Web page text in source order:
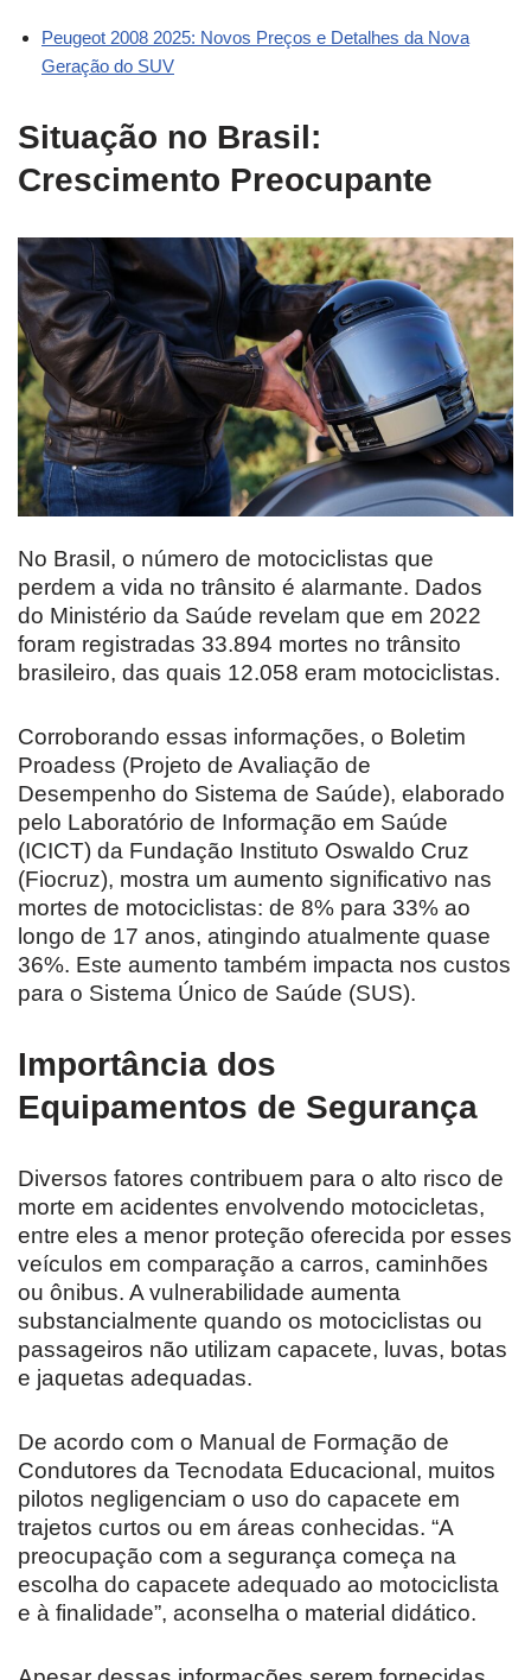
Peugeot 2008 2025: Novos Preços e Detalhes da Nova
Geração do SUV
Situação no Brasil:
Crescimento Preocupante
No Brasil, o número de motociclistas que
perdem a vida no trânsito é alarmante. Dados
do Ministério da Saúde revelam que em 2022
foram registradas 33.894 mortes no trânsito
brasileiro, das quais 12.058 eram motociclistas.
Corroborando essas informações, o Boletim
Proadess (Projeto de Avaliação de
Desempenho do Sistema de Saúde), elaborado
pelo Laboratório de Informação em Saúde
(ICICT) da Fundação Instituto Oswaldo Cruz
(Fiocruz), mostra um aumento significativo nas
mortes de motociclistas: de 8% para 33% ao
longo de 17 anos, atingindo atualmente quase
36%. Este aumento também impacta nos custos
para o Sistema Único de Saúde (SUS).
Importância dos
Equipamentos de Segurança
Diversos fatores contribuem para o alto risco de
morte em acidentes envolvendo motocicletas,
entre eles a menor proteção oferecida por esses
veículos em comparação a carros, caminhões
ou ônibus. A vulnerabilidade aumenta
substancialmente quando os motociclistas ou
passageiros não utilizam capacete, luvas, botas
e jaquetas adequadas.
De acordo com o Manual de Formação de
Condutores da Tecnodata Educacional, muitos
pilotos negligenciam o uso do capacete em
trajetos curtos ou em áreas conhecidas. “A
preocupação com a segurança começa na
escolha do capacete adequado ao motociclista
e à finalidade”, aconselha o material didático.